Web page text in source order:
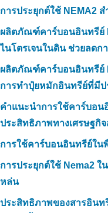
การประยุกต์ใช้ NEMA2
ผลิตภัณฑ์คาร์บอนอินทรีย์
ไนโตรเจนในดิน ช่วยลดก
ผลิตภัณฑ์คาร์บอนอินทรีย์
การทำปุ๋ยหมักอินทรีย์ที่มี
คำแนะนำการใช้คาร์บอ
ประสิทธิภาพทางเศรษฐกิจ
การใช้คาร์บอนอินทรีย์ใน
การประยุกต์ใช้ Nema2 ใ
หล่น
ประสิทธิภาพของสารอินท